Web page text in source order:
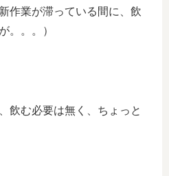
作業が滞っている間に、飲
。。。）
飲む必要は無く、ちょっと